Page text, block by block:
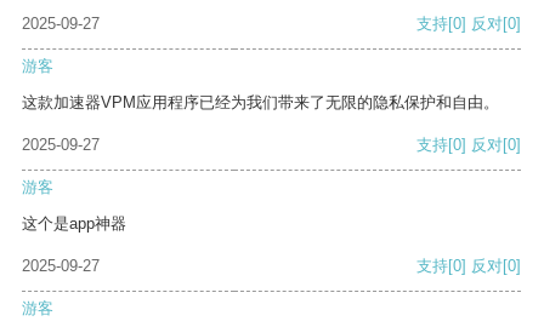
2025-09-27
支持[0] 反对[0]
游客
这款加速器VPM应用程序已经为我们带来了无限的隐私保护和自由。
2025-09-27 支持[0] 反对[0]
游客
这个是app神器
2025-09-27 支持[0] 反对[0]
游客